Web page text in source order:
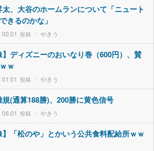
太、大谷のホームランについて「ニュート
きるのかな」
やきう
】ディズニーのおいなり巻（600円）、賛
ｗ
やきう
規(通算188勝)、200勝に黄色信号
やきう
】「松のや」とかいう公共食料配給所ｗｗ